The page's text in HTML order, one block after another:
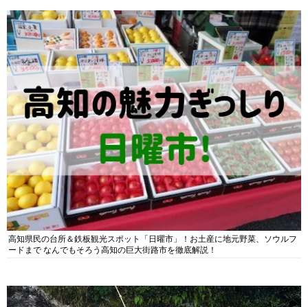
高知県民の台所＆鉄板観光スポット「日曜市」！お土産に地元野菜、ソウルフ
ードまで なんでもそろう高知の巨大街路市を徹底解説！